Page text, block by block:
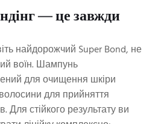
— це завжди
найдорожчий Super Bond, не
воїн. Шампунь
для очищення шкіри
для прийняття
Для стійкого результату ви